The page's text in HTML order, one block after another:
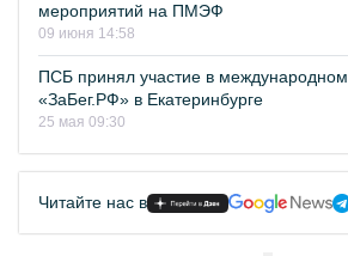
мероприятий на ПМЭФ
09 июня 14:58
ПСБ принял участие в
«ЗаБег.РФ» в Екатеринбурге
25 мая 09:30
Читайте нас в